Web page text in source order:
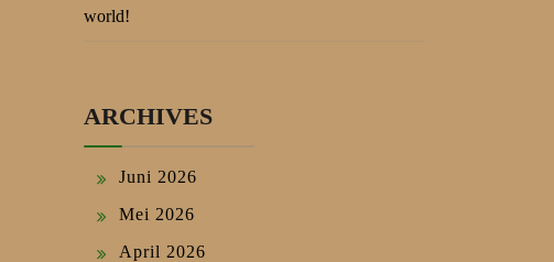
world!
ARCHIVES
Juni 2026
Mei 2026
April 2026